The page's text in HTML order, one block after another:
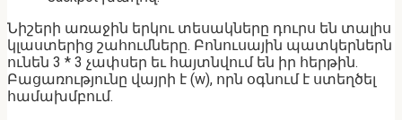
Նիշերի առաջին երկու տեսակները դուրս են տալիս
կլաստերից շահումները. Բոնուսային պատկերներն
ունեն 3 * 3 չափսեր եւ հայտնվում են իր հերթին.
Բացառությունը վայրի է (w), որն օգնում է ստեղծել
համախմբում.